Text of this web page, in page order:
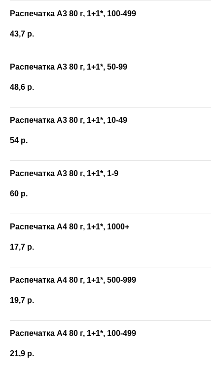
Распечатка А3 80 г, 1+1*, 100-499
43,7 р.
Распечатка А3 80 г, 1+1*, 50-99
48,6 р.
Распечатка А3 80 г, 1+1*, 10-49
54 р.
Распечатка А3 80 г, 1+1*, 1-9
60 р.
Распечатка А4 80 г, 1+1*, 1000+
17,7 р.
Распечатка А4 80 г, 1+1*, 500-999
19,7 р.
Распечатка А4 80 г, 1+1*, 100-499
21,9 р.